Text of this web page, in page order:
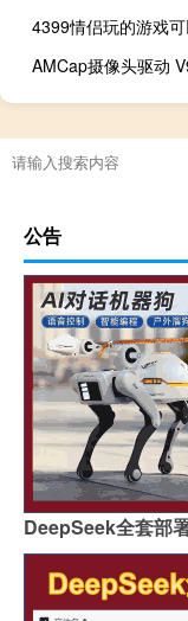
4399情侣玩的游戏
公告
DeepSeek全套部